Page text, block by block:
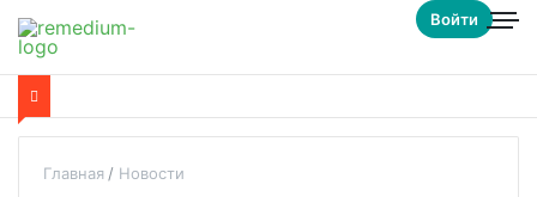
Войти
Главная Новости